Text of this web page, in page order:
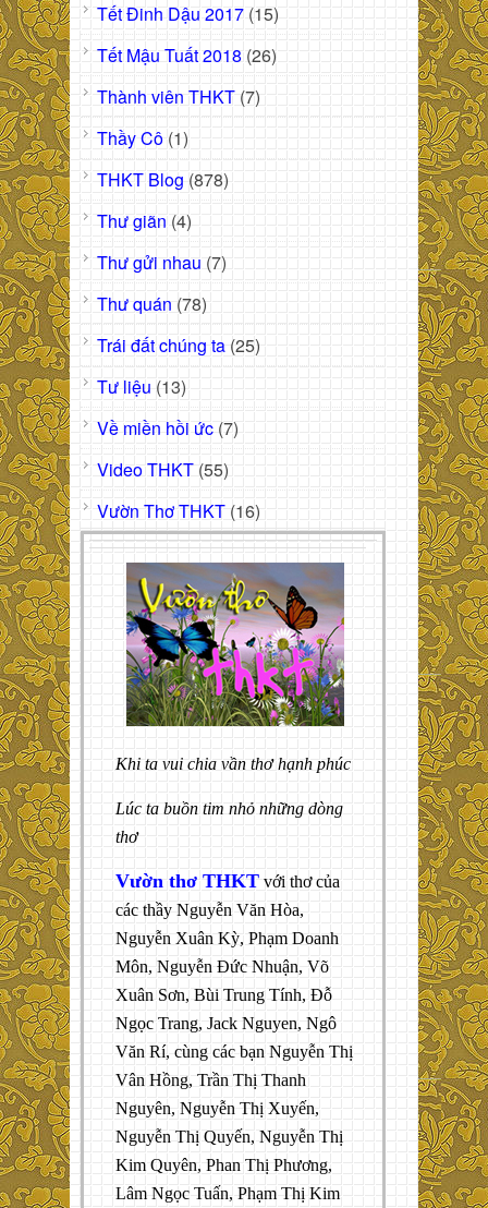
Tết Đinh Dậu 2017 (15)
Tết Mậu Tuất 2018 (26)
Thành viên THKT (7)
Thầy Cô (1)
THKT Blog (878)
Thư giãn (4)
Thư gửi nhau (7)
Thư quán (78)
Trái đất chúng ta (25)
Tư liệu (13)
Về miền hồi ức (7)
Video THKT (55)
Vườn Thơ THKT (16)
Khi ta vui chia vần thơ hạnh phúc
Lúc ta buồn tim nhỏ những dòng
thơ
Vườn thơ THKT với thơ của
các thầy Nguyễn Văn Hòa,
Nguyễn Xuân Kỳ, Phạm Doanh
Môn, Nguyễn Đức Nhuận, Võ
Xuân Sơn, Bùi Trung Tính, Đỗ
Ngọc Trang, Jack Nguyen, Ngô
Văn Rí, cùng các bạn Nguyễn Thị
Vân Hồng, Trần Thị Thanh
Nguyên, Nguyễn Thị Xuyến,
Nguyễn Thị Quyến, Nguyễn Thị
Kim Quyên, Phan Thị Phương,
Lâm Ngọc Tuấn, Phạm Thị Kim